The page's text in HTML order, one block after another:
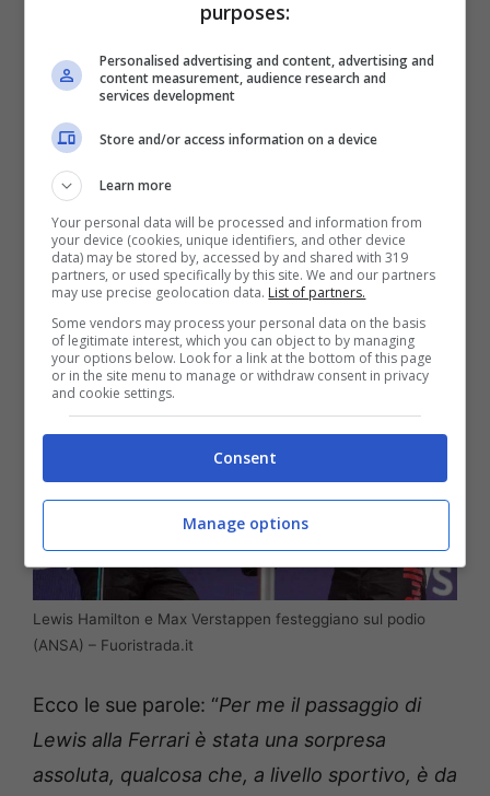
con questo ciclo tecnico, prima della
rivoluzione sulle power unit del 2026 che
potrebbe portare a qualche ribaltone. Nel
frattempo,
Helmut Marko
è molto sereno, ed
ha commentato il passaggio dell’inglese a
Maranello ai microfoni di “
sue solite frecciate, che di certo fanno
discutere.
Lewis Hamilton e Max Verstappen festeggiano sul podio
(ANSA) – Fuoristrada.it
Ecco le sue parole: “Per me il passaggio di
Lewis alla Ferrari è stata una sorpresa
assoluta, qualcosa che, a livello sportivo, è da
purposes:
Personalised advertising and content, advertising and
content measurement, audience research and
services development
Store and/or access information on a device
Learn more
Your personal data will be processed and information from
your device (cookies, unique identifiers, and other device
data) may be stored by, accessed by and shared with 319
partners, or used specifically by this site. We and our partners
may use precise geolocation data. List of partners.
Some vendors may process your personal data on the basis
of legitimate interest, which you can object to by managing
your options below. Look for a link at the bottom of this page
or in the site menu to manage or withdraw consent in privacy
and cookie settings.
Consent
Manage options